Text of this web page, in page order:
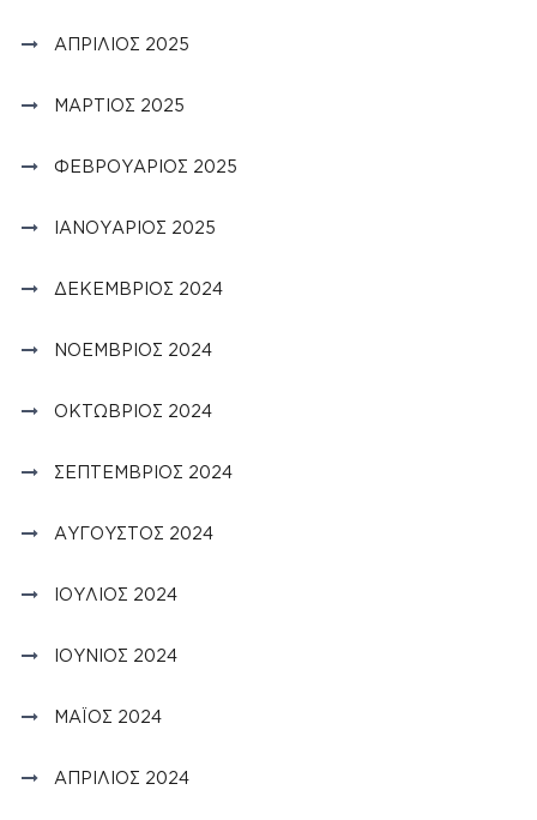
ΑΠΡΊΛΙΟΣ 2025
ΜΆΡΤΙΟΣ 2025
ΦΕΒΡΟΥΆΡΙΟΣ 2025
ΙΑΝΟΥΆΡΙΟΣ 2025
ΔΕΚΈΜΒΡΙΟΣ 2024
ΝΟΈΜΒΡΙΟΣ 2024
ΟΚΤΏΒΡΙΟΣ 2024
ΣΕΠΤΈΜΒΡΙΟΣ 2024
ΑΎΓΟΥΣΤΟΣ 2024
ΙΟΎΛΙΟΣ 2024
ΙΟΎΝΙΟΣ 2024
ΜΆΙΟΣ 2024
ΑΠΡΊΛΙΟΣ 2024